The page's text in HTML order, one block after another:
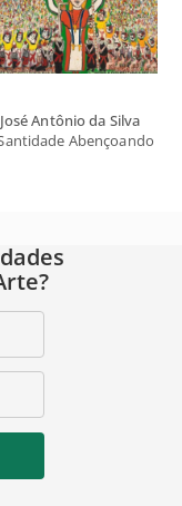
José Antônio da Silva
Abençoando o